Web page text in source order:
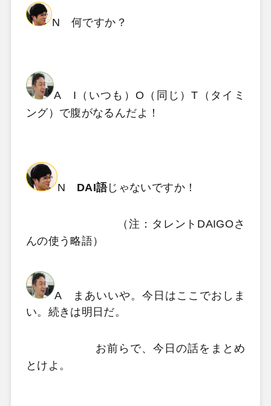
N 何ですか？
A I（いつも）O（同じ）T（タイミ
ング）で腹がなるんだよ！
N DAI語じゃないですか！
（注：タレントDAIGOさ
んの使う略語）
A まあいいや。今日はここでおしま
い。続きは明日だ。
お前らで、今日の話をまとめ
とけよ。